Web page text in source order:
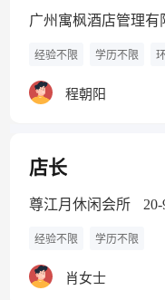
广州寓枫酒店管理有
经验不限 学历不限
程朝阳
店长
尊江月休闲会所
经验不限 学历不限
肖女士